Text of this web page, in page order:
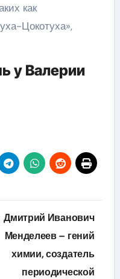
как
Цокотуха»,
у Валерии
Дмитрий Иванович
Менделеев – гений
химии, создатель
периодической